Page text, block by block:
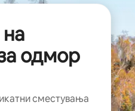
одмор
сместувања